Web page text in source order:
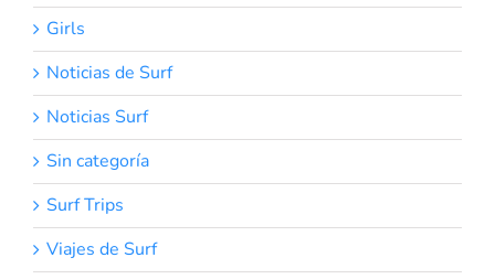
Girls
Noticias de Surf
Noticias Surf
Sin categoría
Surf Trips
Viajes de Surf